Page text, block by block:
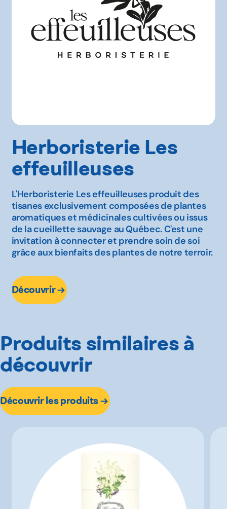
Herboristerie Les
effeuilleuses
L'Herboristerie Les effeuilleuses produit des
tisanes exclusivement composées de plantes
aromatiques et médicinales cultivées ou issus
de la cueillette sauvage au Québec. C'est une
invitation à connecter et prendre soin de soi
grâce aux bienfaits des plantes de notre terroir.
Découvrir
Produits similaires à
découvrir
Découvrir les produits